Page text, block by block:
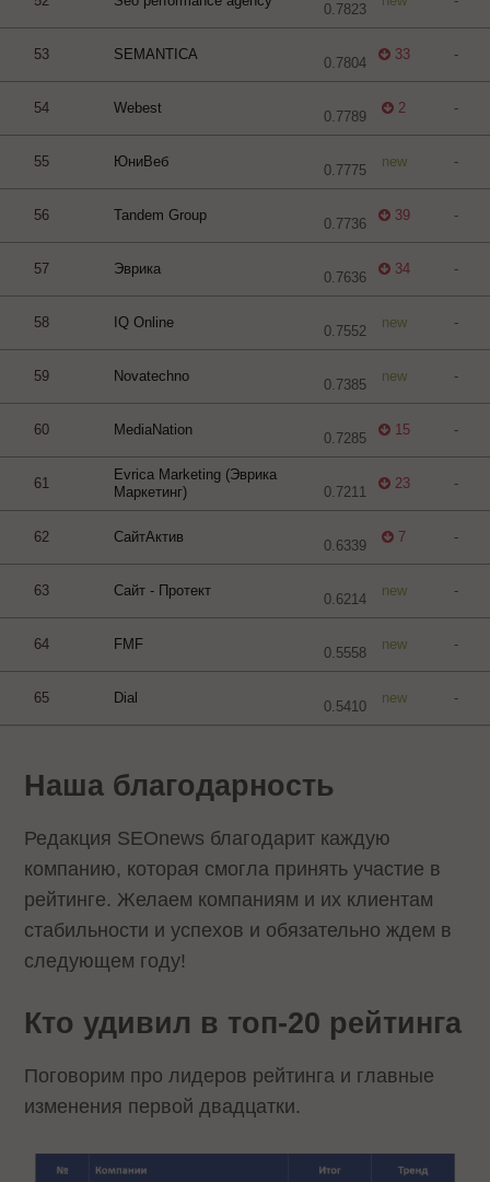
0.7823
53 SEMANTICA
0.7804
33 -
54 Webest
0.7789
2 -
55 ЮниВеб
0.7775
new -
56 Tandem Group
0.7736
39 -
57 Эврика
0.7636
34 -
58 IQ Online
0.7552
new -
59 Novatechno
0.7385
new -
60 MediaNation
0.7285
15 -
61
Evrica Marketing (Эврика
Маркетинг)
0.7211
23 -
62 СайтАктив
0.6339
7 -
63 Сайт - Протект
0.6214
new -
64 FMF
0.5558
new -
65 Dial
0.5410
new -
Наша благодарность
Редакция SEOnews благодарит каждую
компанию, которая смогла принять участие в
рейтинге. Желаем компаниям и их клиентам
стабильности и успехов и обязательно ждем в
следующем году!
Кто удивил в топ-20 рейтинга
Поговорим про лидеров рейтинга и главные
изменения первой двадцатки.